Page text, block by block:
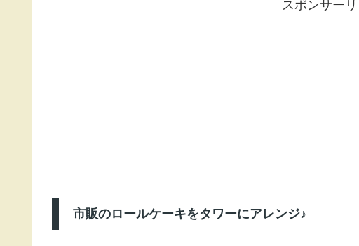
スポンサー
市販のロールケーキをタワーにアレンジ♪